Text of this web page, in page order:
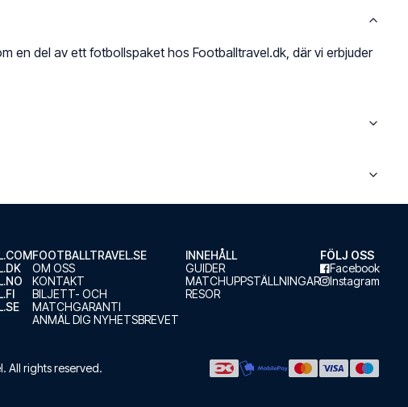
en del av ett fotbollspaket hos Footballtravel.dk, där vi erbjuder
FOOTBALLTRAVEL.SE
OM OSS
KONTAKT
BILJETT- OCH
MATCHGARANTI
ANMÄL DIG NYHETSBREVET
INNEHÅLL
GUIDER
MATCHUPPSTÄLLNINGAR
RESOR
FÖLJ OSS
Facebook
Instagram
. All rights reserved.